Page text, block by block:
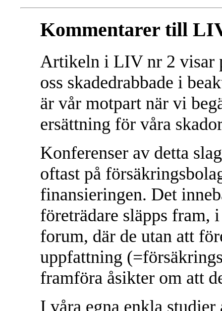
Kommentarer till
Artikeln i LIV nr 2 visar
oss skadedrabbade i
är vår motpart när vi
ersättning för våra
Konferenser av detta
oftast på
finansieringen. Det
företrädare släpps fram,
forum, där de utan att
uppfattning
framföra åsikter om att
I våra egna enkla